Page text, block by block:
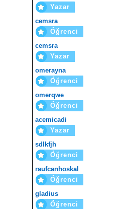
Yazar
cemsra
Öğrenci
cemsra
Yazar
omerayna
Öğrenci
omerqwe
Öğrenci
acemicadi
Yazar
sdlkfjh
Öğrenci
raufcanhoskal
Öğrenci
gladius
Öğrenci